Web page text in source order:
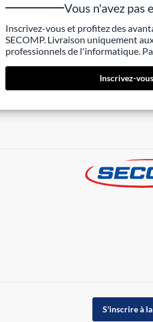
Vous n'avez pas
Inscrivez-vous et profitez des
SECOMP. Livraison uniquement
professionnels de l'informatique.
Inscrivez-
S'inscrire à